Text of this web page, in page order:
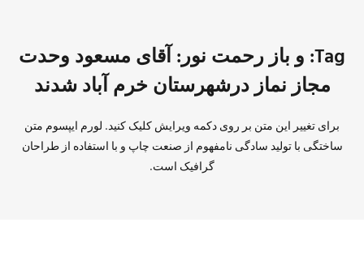
Tag: و باز رحمت نور: آقای مسعود وحدت
مجاز نماز درشهرستان خرم آباد شدند
برای تغییر این متن بر روی دکمه ویرایش کلیک کنید. لورم ایپسوم متن
ساختگی با تولید سادگی نامفهوم از صنعت چاپ و با استفاده از طراحان
گرافیک است.